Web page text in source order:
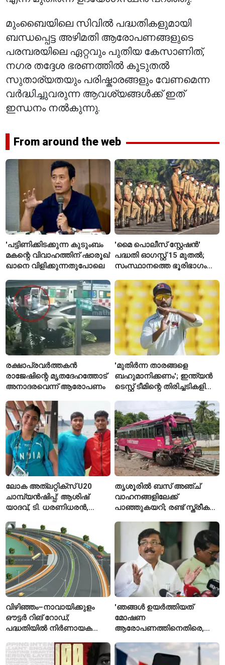
മുംബൈയിലെ സിവിൽ പദ്ധതികളുമായി
ബന്ധപ്പെട്ട അഴിമതി ആരോപണങ്ങളുടെ
പരമ്പരയിലെ ഏറ്റവും പുതിയ കേസാണിത്,
നഗര തദ്ദേശ ഭരണത്തിൽ കൂടുതൽ
സുതാര്യതയും പരിഷ്കാരങ്ങളും വേണമെന്ന
വർദ്ധിച്ചുവരുന്ന ആവശ്യങ്ങൾക്ക് ഇത്
ഇന്ധനം നൽകുന്നു.
From around the web
'പട്ടിണിക്കിടക്കുന്ന കുടുംബം
മകന്റെ വിവാഹത്തിന് ഷാരൂഖ്
ഖാനെ വിളിക്കുന്നതുപോലെ
'മൈ പൊലീസ് സ്റ്റേഷൻ'
പദ്ധതി ഓഗസ്റ്റ് 15 മുതൽ;
സംസ്ഥാനത്തെ ഭൂരിഭാഗം
എസ്‌ഐമാർക്ക്
രക്ഷാപ്രവർത്തകൻ
രാജേഷിന്റെ മൃതദേഹത്തോട്
അനാദരവെന്ന് ആരോപണം
'മുതിർന്ന താരങ്ങളെ
ബഹുമാനിക്കണം'; ഇന്ത്യൻ
ടെസ്റ്റ് ടീമിന്റെ തിരിച്ചടികളിൽ
രഹാനെ
ലോക അത്‌ലറ്റിക്സ് U20
ചാമ്പ്യൻഷിപ്പ്: ആശിഷ്
യാദവ്, ടി. ധരണിധരൻ,
ഫൈനലിൽ
തൃശൂരിൽ ബസ് അഞ്ച്
വാഹനങ്ങളിലേക്ക്
പാഞ്ഞുകയറി; രണ്ട് സ്ത്രീകൾ
വിഴിഞ്ഞം–നാവായിക്കുളം
ഔട്ടർ റിങ് റോഡ്;
പദ്ധതിയിൽ നിർണായക
വിശദീകരണം
'ഞങ്ങൾ ഉയർത്തിയത്
മോഷണ
ആരോപണത്തിനെതിരെ,
റിജിജുവിന് മറുപടിയുമായി
സഞ്ജയ് റാവത്ത്